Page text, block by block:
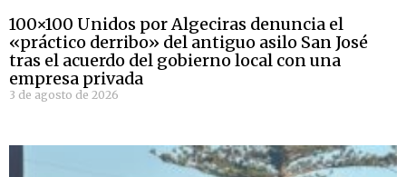
100×100 Unidos por Algeciras denuncia el
«práctico derribo» del antiguo asilo San José
tras el acuerdo del gobierno local con una
empresa privada
3 de agosto de 2026